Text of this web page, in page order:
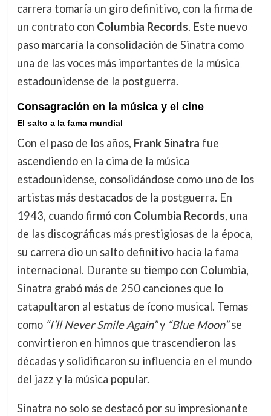
carrera tomaría un giro definitivo, con la firma de
un contrato con Columbia Records. Este nuevo
paso marcaría la consolidación de Sinatra como
una de las voces más importantes de la música
estadounidense de la postguerra.
Consagración en la música y el cine
El salto a la fama mundial
Con el paso de los años, Frank Sinatra fue
ascendiendo en la cima de la música
estadounidense, consolidándose como uno de los
artistas más destacados de la postguerra. En
1943, cuando firmó con Columbia Records, una
de las discográficas más prestigiosas de la época,
su carrera dio un salto definitivo hacia la fama
internacional. Durante su tiempo con Columbia,
Sinatra grabó más de 250 canciones que lo
catapultaron al estatus de ícono musical. Temas
como “I’ll Never Smile Again”y “Blue Moon”se
convirtieron en himnos que trascendieron las
décadas y solidificaron su influencia en el mundo
del jazz y la música popular.
Sinatra no solo se destacó por su impresionante